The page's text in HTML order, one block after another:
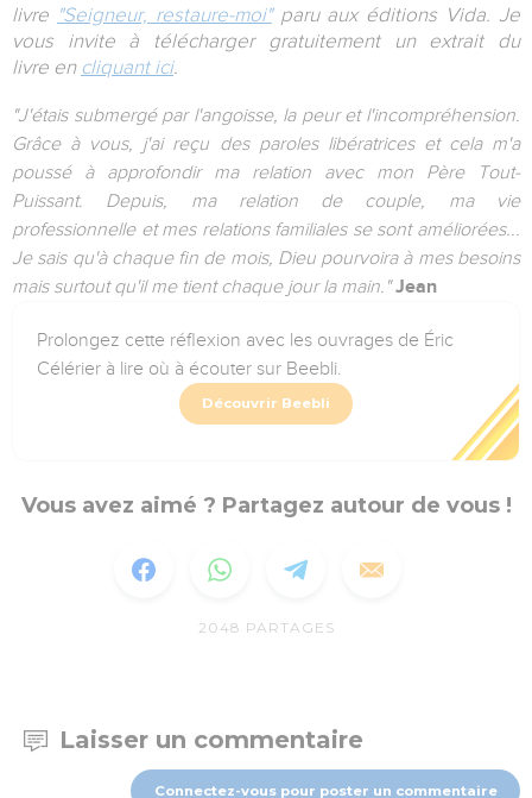
livre "Seigneur, restaure-moi"paru aux éditions Vida. Je
vous invite à télécharger gratuitement un extrait du
livre en cliquant ici.
"J'étais submergé par l'angoisse, la peur et l'incompréhension.
Grâce à vous, j'ai reçu des paroles libératrices et cela m'a
poussé à approfondir ma relation avec mon Père Tout-
Puissant. Depuis, ma relation de couple, ma vie
professionnelle et mes relations familiales se sont améliorées...
Je sais qu'à chaque fin de mois, Dieu pourvoira à mes besoins
mais surtout qu'il me tient chaque jour la main."Jean
Prolongez cette réflexion avec les ouvrages de Éric
Célérier à lire où à écouter sur Beebli.
Découvrir Beebli
Vous avez aimé ? Partagez autour de vous !
2048 PARTAGES
Laisser un commentaire
Connectez-vous pour poster un commentaire